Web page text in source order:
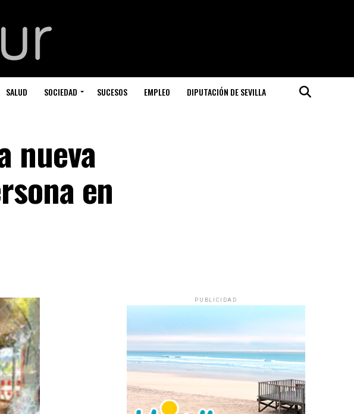
SALUD SOCIEDAD SUCESOS EMPLEO DIPUTACIÓN DE SEVILLA
nueva
en
PUBLICIDAD